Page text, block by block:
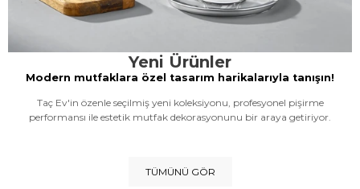
Yeni Ürünler
Modern mutfaklara özel tasarım harikalarıyla tanışın!
Taç Ev'in özenle seçilmiş yeni koleksiyonu, profesyonel pişirme
performansı ile estetik mutfak dekorasyonunu bir araya getiriyor.
TÜMÜNÜ GÖR